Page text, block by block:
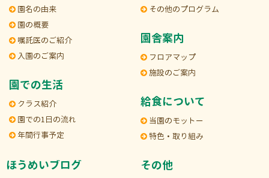
園名の由来
園の概要
嘱託医のご紹介
入園のご案内
園での生活
クラス紹介
園での1日の流れ
年間行事予定
その他のプログラム
園舎案内
フロアマップ
施設のご案内
給食について
当園のモットー
特色・取り組み
ほうめいブログ その他